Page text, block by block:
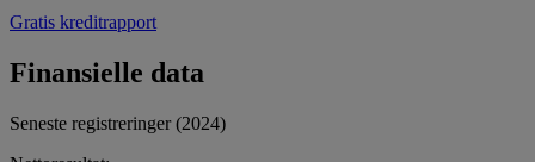
Gratis kreditrapport
Finansielle data
Seneste registreringer (2024)